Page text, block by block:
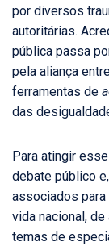
por diversos
autoritárias.
pública passa
pela aliança
ferramentas de
das
Para atingir
debate público
associados
vida nacional,
temas de